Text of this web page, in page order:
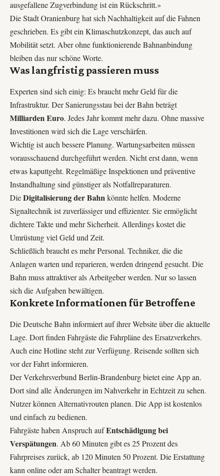
ausgefallene Zugverbindung ist ein Rückschritt.»
Die Stadt Oranienburg hat sich Nachhaltigkeit auf die Fahnen
geschrieben. Es gibt ein Klimaschutzkonzept, das auch auf
Mobilität setzt. Aber ohne funktionierende Bahnanbindung
bleiben das nur schöne Worte.
Was langfristig passieren muss
Experten sind sich einig: Es braucht mehr Geld für die
Infrastruktur. Der Sanierungsstau bei der Bahn beträgt
Milliarden Euro. Jedes Jahr kommt mehr dazu. Ohne massive
Investitionen wird sich die Lage verschärfen.
Wichtig ist auch bessere Planung. Wartungsarbeiten müssen
vorausschauend durchgeführt werden. Nicht erst dann, wenn
etwas kaputtgeht. Regelmäßige Inspektionen und präventive
Instandhaltung sind günstiger als Notfallreparaturen.
DieDigitalisierung der Bahnkönnte helfen. Moderne
Signaltechnik ist zuverlässiger und effizienter. Sie ermöglicht
dichtere Takte und mehr Sicherheit. Allerdings kostet die
Umrüstung viel Geld und Zeit.
Schließlich braucht es mehr Personal. Techniker, die die
Anlagen warten und reparieren, werden dringend gesucht. Die
Bahn muss attraktiver als Arbeitgeber werden. Nur so lassen
sich die Aufgaben bewältigen.
Konkrete Informationen für Betroffene
Die Deutsche Bahn informiert auf ihrer Website über die aktuelle
Lage. Dort finden Fahrgäste die Fahrpläne des Ersatzverkehrs.
Auch eine Hotline steht zur Verfügung. Reisende sollten sich
vor der Fahrt informieren.
Der Verkehrsverbund Berlin-Brandenburg bietet eine App an.
Dort sind alle Änderungen im Nahverkehr in Echtzeit zu sehen.
Nutzer können Alternativrouten planen. Die App ist kostenlos
und einfach zu bedienen.
Fahrgäste haben Anspruch aufEntschädigung bei
Verspätungen. Ab 60 Minuten gibt es 25 Prozent des
Fahrpreises zurück, ab 120 Minuten 50 Prozent. Die Erstattung
kann online oder am Schalter beantragt werden.